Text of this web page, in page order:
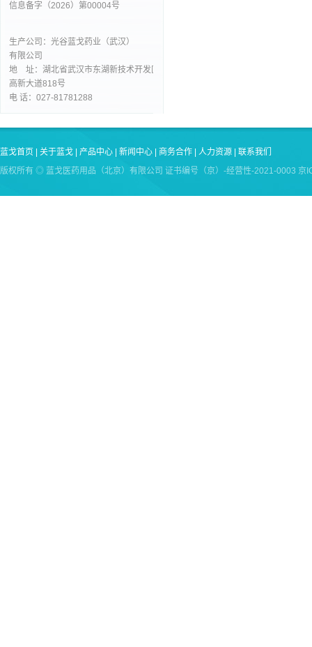
信息备字（2026）第00004号
生产公司：光谷蓝戈药业（武汉）
有限公司
地 址：湖北省武汉市东湖新技术开发区
高新大道818号
电 话：027-81781288
蓝戈首页 关于蓝戈 产品中心 新闻中心 商务合作 人力资源
联系我们
版权所有 ◎ 蓝戈医药用品（北京）有限公司 证书编号（京）-经营性-2021-0003 京